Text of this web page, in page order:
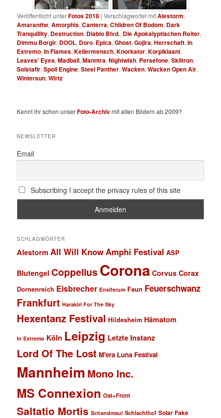
Veröffentlicht unterFotos 2018 |Verschlagwortet mitAlestorm,
Amaranthe,Amorphis,Canterra,Children Of Bodom, Dark
Tranquillity, Destruction, Diablo Blvd., Die Apokalyptischen Reiter,
Dimmu Borgir, DOOL, Doro, Epica,Ghost,Gojira,Herrschaft,In
Extremo,In Flames,Kellermensch,Knorkator,Korpiklaani,
Leaves' Eyes,Madball,Manntra,Nightwish, Persefone,Skiltron,
Solstafir,Spoil Engine,Steel Panther,Wacken,Wacken Open Air,
Wintersun,Wirtz
Kennt ihr schon unserFoto-Archivmit alten Bildern ab 2009?
NEWSLETTER
Email
Subscribing I accept the privacy rules of this site
SCHLAGWÖRTER
Alestorm All Will KnowAmphi Festival ASP
Blutengel Coppelius Corona Corvus Corax
Dornenreich Eisbrecher Ensiferum Faun Feuerschwanz
Frankfurt Harakiri For The Sky
Hexentanz Festival Hildesheim Hämatom
In Extremo Köln Leipzig Letzte Instanz
Lord Of The Lost M'era Luna Festival
Mannheim Mono Inc.
MS Connexion Ost+Front
Saltatio Mortis Schandmaul Schlachthof Solar Fake